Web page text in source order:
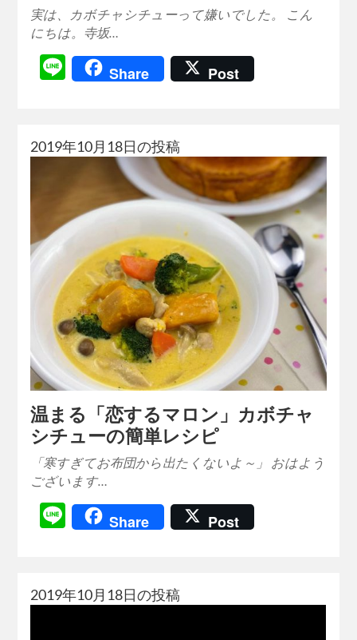
実は、カボチャシチューって嫌いでした。 こん
にちは。寺坂…
LineShare Post
2019年10月18日の投稿
温まる「恋するマロン」カボチャ
シチューの簡単レシピ
「寒すぎてお布団から出たくないよ～」 おはよう
ございます…
LineShare Post
2019年10月18日の投稿